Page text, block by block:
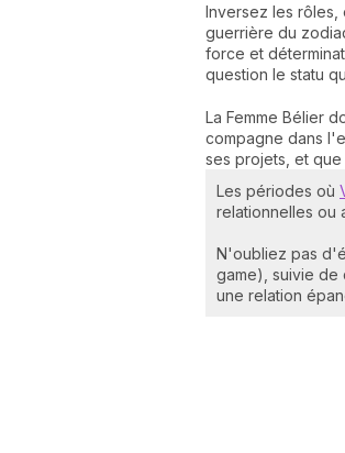
Inversez les rôles,
guerrière du
force et
question le statu
La Femme Bélier
compagne dans
ses projets, et
Les périodes où
relationnelles ou
N'oubliez pas
game), suivie de
une relation